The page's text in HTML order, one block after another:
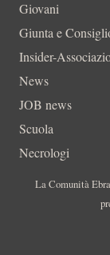
Giovani
Giunta e
Insider-
News
JOB news
Scuola
Necrologi
La Comunità